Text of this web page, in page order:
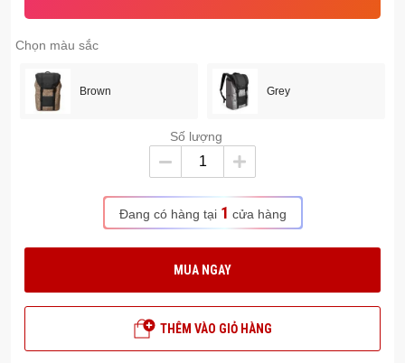
Chọn màu sắc
Brown Grey
Số lượng
Đang có hàng tại 1 cửa hàng
MUA NGAY
THÊM VÀO GIỎ HÀNG